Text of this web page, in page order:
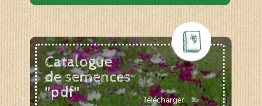
Catalogue
de semences
"pdf"
Télécharger